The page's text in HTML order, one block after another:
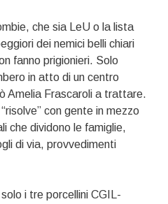
che sia LeU o la lista
dei nemici belli chiari
fanno prigionieri. Solo
in atto di un centro
Amelia Frascaroli a trattare.
con gente in mezzo
che dividono le famiglie,
di via, provvedimenti
i tre porcellini CGIL-